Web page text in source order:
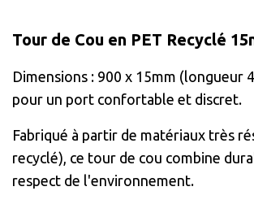
Tour de Cou en PET Recyclé
Dimensions : 900 x 15mm (longueur
pour un port confortable et discret.
Fabriqué à partir de matériaux très
recyclé), ce tour de cou combine
respect de l'environnement.